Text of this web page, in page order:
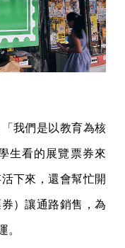
我們是以教育為核
生看的展覽票券來
下來，還會幫忙開
）讓通路銷售，為
。